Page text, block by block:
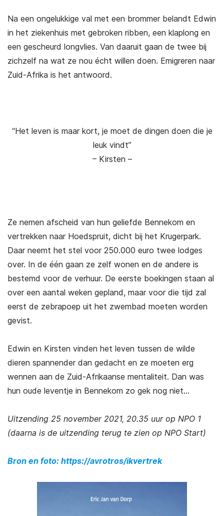
Na een ongelukkige val met een brommer belandt Edwin
in het ziekenhuis met gebroken ribben, een klaplong en
een gescheurd longvlies. Van daaruit gaan de twee bij
zichzelf na wat ze nou écht willen doen. Emigreren naar
Zuid-Afrika is het antwoord.
“Het leven is maar kort, je moet de dingen doen die je
leuk vindt”
– Kirsten –
Ze nemen afscheid van hun geliefde Bennekom en
vertrekken naar Hoedspruit, dicht bij het Krugerpark.
Daar neemt het stel voor 250.000 euro twee lodges
over. In de één gaan ze zelf wonen en de andere is
bestemd voor de verhuur. De eerste boekingen staan al
over een aantal weken gepland, maar voor die tijd zal
eerst de zebrapoep uit het zwembad moeten worden
gevist.
Edwin en Kirsten vinden het leven tussen de wilde
dieren spannender dan gedacht en ze moeten erg
wennen aan de Zuid-Afrikaanse mentaliteit. Dan was
hun oude leventje in Bennekom zo gek nog niet…
Uitzending 25 november 2021, 20.35 uur op NPO 1
(daarna is de uitzending terug te zien op NPO Start)
Bron en foto: https://avrotros/ikvertrek